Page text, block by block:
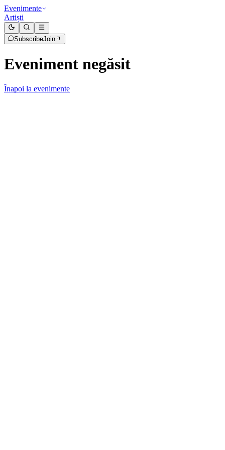
Evenimente
Artiști
SubscribeJoin
Eveniment negăsit
Înapoi la evenimente